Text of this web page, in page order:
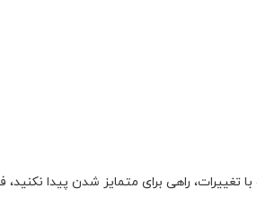
راهی برای متمایز شدن پیدا